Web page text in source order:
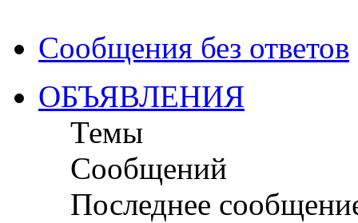
Сообщения без ответов
ОБЪЯВЛЕНИЯ
Темы
Сообщений
Последнее